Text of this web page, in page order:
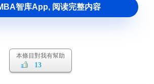
決於收益率曲線的形狀。
優點在於，它可以抵消
智库App, 阅读完整内容
本條目對我有幫助
13